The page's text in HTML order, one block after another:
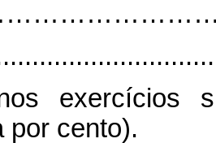
exercícios
por cento).